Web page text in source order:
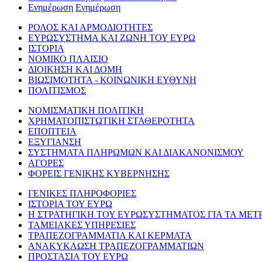
Ενημέρωση Ενημέρωση
ΡΟΛΟΣ ΚΑΙ ΑΡΜΟΔΙΟΤΗΤΕΣ
ΕΥΡΩΣΥΣΤΗΜΑ ΚΑΙ ΖΩΝΗ ΤΟΥ ΕΥΡΩ
ΙΣΤΟΡΙΑ
ΝΟΜΙΚΟ ΠΛΑΙΣΙΟ
ΔΙΟΙΚΗΣΗ ΚΑΙ ΔΟΜΗ
ΒΙΩΣΙΜΟΤΗΤΑ - ΚΟΙΝΩΝΙΚΗ ΕΥΘΥΝΗ
ΠΟΛΙΤΙΣΜΟΣ
ΝΟΜΙΣΜΑΤΙΚΗ ΠΟΛΙΤΙΚΗ
ΧΡΗΜΑΤΟΠΙΣΤΩΤΙΚΗ ΣΤΑΘΕΡΟΤΗΤΑ
ΕΠΟΠΤΕΙΑ
ΕΞΥΓΙΑΝΣΗ
ΣΥΣΤΗΜΑΤΑ ΠΛΗΡΩΜΩΝ ΚΑΙ ΔΙΑΚΑΝΟΝΙΣΜΟΥ
ΑΓΟΡΕΣ
ΦΟΡΕΙΣ ΓΕΝΙΚΗΣ ΚΥΒΕΡΝΗΣΗΣ
ΓΕΝΙΚΕΣ ΠΛΗΡΟΦΟΡΙΕΣ
ΙΣΤΟΡΙΑ ΤΟΥ ΕΥΡΩ
Η ΣΤΡΑΤΗΓΙΚΗ ΤΟΥ ΕΥΡΩΣΥΣΤΗΜΑΤΟΣ ΓΙΑ ΤΑ
ΤΑΜΕΙΑΚΕΣ ΥΠΗΡΕΣΙΕΣ
ΤΡΑΠΕΖΟΓΡΑΜΜΑΤΙΑ ΚΑΙ ΚΕΡΜΑΤΑ
ΑΝΑΚΥΚΛΩΣΗ ΤΡΑΠΕΖΟΓΡΑΜΜΑΤΙΩΝ
ΠΡΟΣΤΑΣΙΑ ΤΟΥ ΕΥΡΩ